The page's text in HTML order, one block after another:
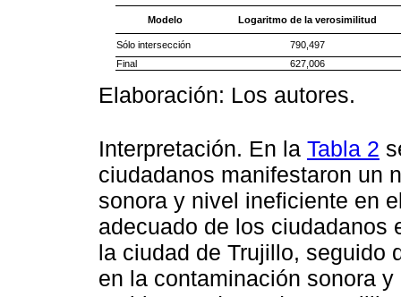
Modelo Logaritmo de la verosimilitud
Sólo intersección
790,497
Final
627,006
Elaboración: Los autores.
Interpretación. En la Tabla 2
ciudadanos manifestaron un
sonora y nivel ineficiente en
adecuado de los ciudadanos
la ciudad de Trujillo, seguido
en la contaminación sonora